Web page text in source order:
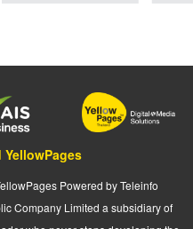
Powered by Teleinfo
Company Limited a subsidiary of